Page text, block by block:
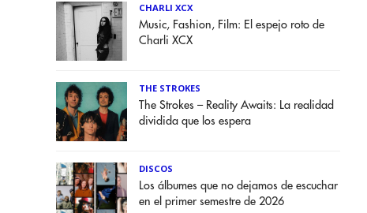
CHARLI XCX
Music, Fashion, Film: El espejo roto de
Charli XCX
THE STROKES
The Strokes – Reality Awaits: La realidad
dividida que los espera
DISCOS
Los álbumes que no dejamos de escuchar
en el primer semestre de 2026